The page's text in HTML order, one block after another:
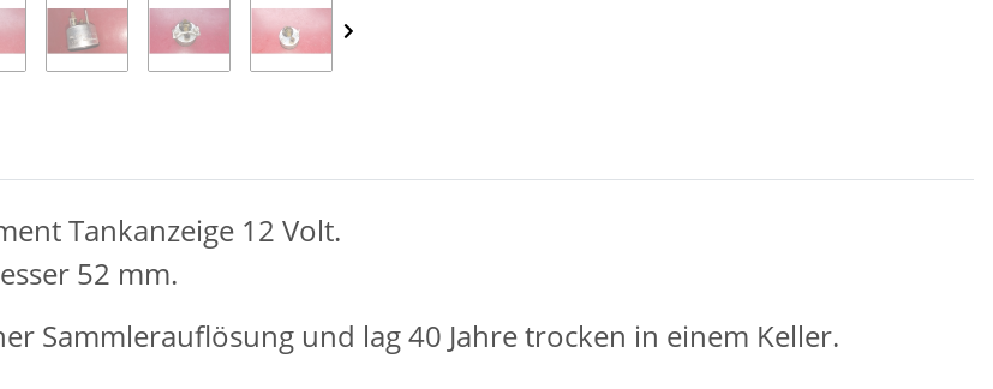
Tankanzeige 12 Volt.
52 mm.
Sammlerauflösung und lag 40 Jahre trocken in einem Keller.